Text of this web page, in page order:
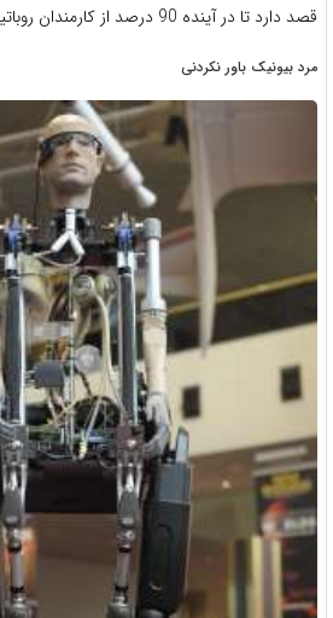
قصد دارد تا در آینده 90 درصد از کارمندان روباتیک کنند.
مرد بیونیک باور نکردنی